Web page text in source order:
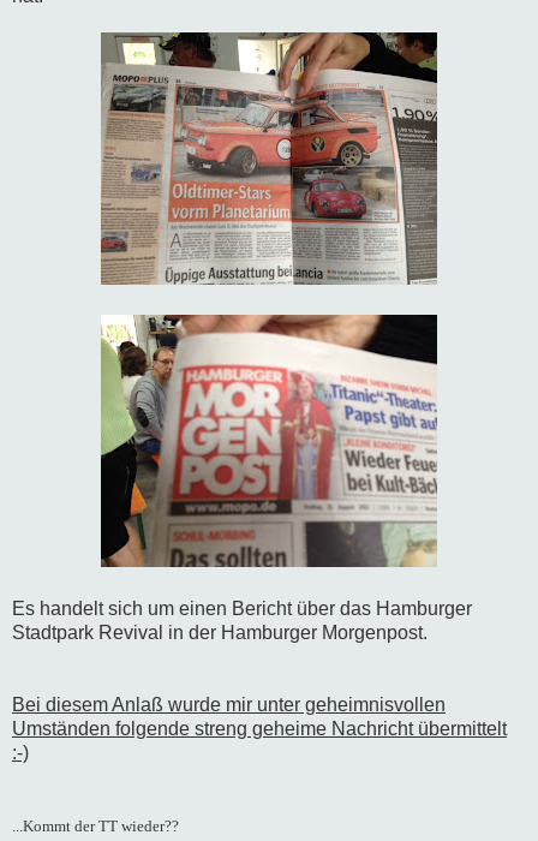
Es handelt sich um einen Bericht über das Hamburger
Stadtpark Revival in der Hamburger Morgenpost.
Bei diesem Anlaß wurde mir unter geheimnisvollen
Umständen folgende streng geheime Nachricht übermittelt
:-)
...Kommt der TT wieder??